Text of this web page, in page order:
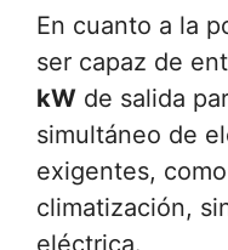
En cuanto a la
ser capaz de
kW de salida
simultáneo de
exigentes,
climatización,
eléctrica.